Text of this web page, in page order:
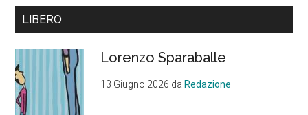
chiarire
Barra
primaria
LIBERO
Lorenzo Sparaballe
13 Giugno 2026 daRedazione